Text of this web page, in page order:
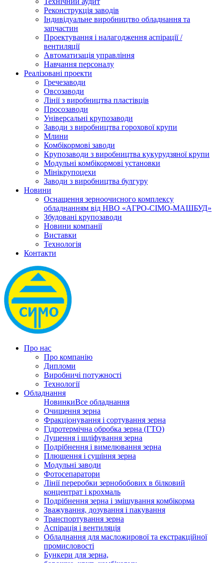
Реконструкція заводів
Індивідуальне виробництво обладнання та
запчастин
Проектування і налагодження аспірації /
вентиляції
Автоматизація управління
Навчання персоналу
Реалізовані проекти
Гречезаводи
Овсозаводи
Лінії з виробництва пластівців
Просозаводи
Універсальні крупозаводи
Заводи з виробництва горохової крупи
Млини
Комбікормові заводи
Крупозаводи з виробництва кукурудзяної крупи
Модульні комбікормові установки
Мінікрупоцехи
Заводи з виробництва булгуру
Новини
Оснащення зерноочисного комплексу
обладнанням від НВО «АГРО-СІМО-МАШБУД»
Збудовані крупозаводи
Новини компанії
Виставки
Технологія
Контакти
Про нас
Про компанію
Дипломи
Виробничі потужності
Технології
Обладнання
НовинкиВсе обладнання
Очищення зерна
Фракціонування і сортування зерна
Гідротермічна обробка зерна (ГТО)
Лущення і шліфування зерна
Подрібнення і вимелювання зерна
Плющення і сушіння зерна
Модульні заводи
Фотосепаратори
Лінії переробки зернобобових в білковий
концентрат і крохмаль
Подрібнення зерна і змішування комбікорма
Зважування, дозування і пакування
Транспортування зерна
Аспірація і вентиляція
Обладнання для масложирової та екстракційної
промисловості
Бункери для зерна,